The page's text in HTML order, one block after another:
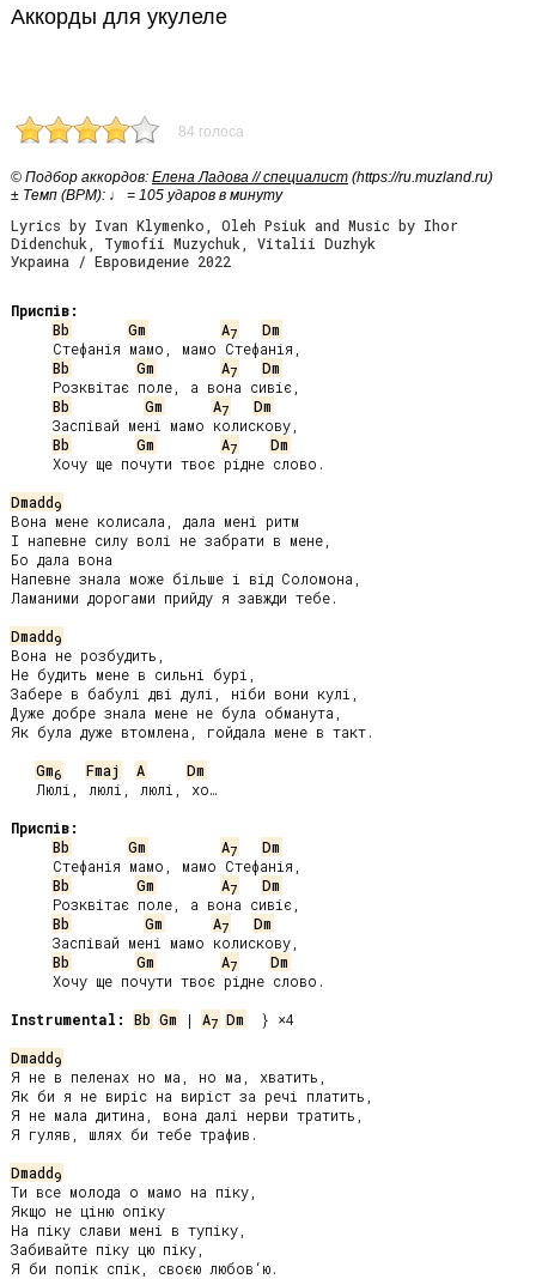
Аккорды для укулеле
84 голоса
© Подбор аккордов: Елена Ладова // специалист (https://ru.muzland.ru)
± Темп (BPM): ♩ = 105 ударов в минуту
Lyrics by Ivan Klymenko, Oleh Psiuk and Music by Ihor
Didenchuk, Tymofii Muzychuk, Vitalii Duzhyk
Украина / Евровидение 2022
Приспів:
Bb
Gm A7
Dm
Bb
Gm A7
Dm
Bb
Gm A7
Dm
Bb
Gm A7
Dm
Dmadd9
Вона мене колисала, дала мені ритм
І напевне силу волі не забрати в мене,
Бо дала вона
Напевне знала може більше і від Соломона,
Ламаними дорогами прийду я завжди тебе.
Dmadd9
Вона не розбудить,
Не будить мене в сильні бурі,
Забере в бабулі дві дулі, ніби вони кулі,
Дуже добре знала мене не була обманута,
Як була дуже втомлена, гойдала мене в такт.
Gm6 Fmaj A
Dm
Приспів:
Bb
Gm A7
Dm
Bb
Gm A7
Dm
Bb
Gm A7
Dm
Bb
Gm A7
Dm
Instrumental:
Bb Gm | A7 Dm
  } ×4
Dmadd9
Я не в пеленах но ма, но ма, хватить,
Як би я не виріс на виріст за речі платить,
Я не мала дитина, вона далі нерви тратить,
Я гуляв, шлях би тебе трафив.
Dmadd9
Ти все молода о мамо на піку,
Якщо не ціню опіку
На піку слави мені в тупіку,
Забивайте піку цю піку,
Я би попік спік, своєю любов‘ю.